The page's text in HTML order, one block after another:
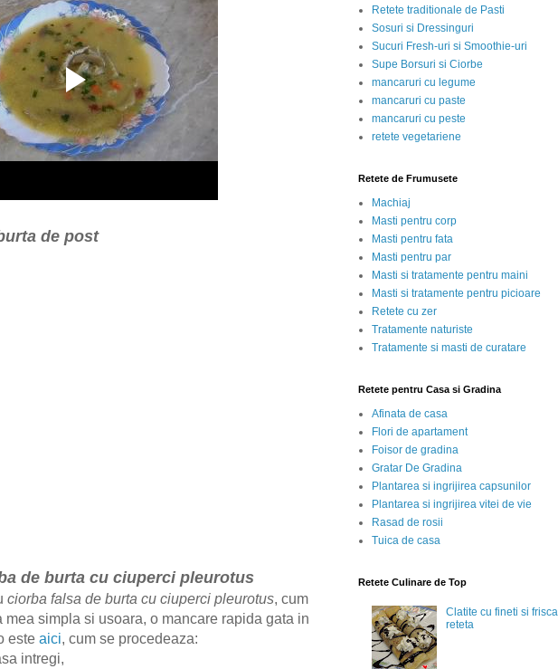
de post
de burta cu ciuperci pleurotus
ciorba falsa de burta cu ciuperci pleurotus, cum
mea simpla si usoara, o mancare rapida gata in
este aici, cum se procedeaza:
intregi,
Retete traditionale de Pasti
Sosuri si Dressinguri
Sucuri Fresh-uri si Smoothie-uri
Supe Borsuri si Ciorbe
mancaruri cu legume
mancaruri cu paste
mancaruri cu peste
retete vegetariene
Retete de Frumusete
Machiaj
Masti pentru corp
Masti pentru fata
Masti pentru par
Masti si tratamente pentru maini
Masti si tratamente pentru picioare
Retete cu zer
Tratamente naturiste
Tratamente si masti de curatare
Retete pentru Casa si Gradina
Afinata de casa
Flori de apartament
Foisor de gradina
Gratar De Gradina
Plantarea si ingrijirea capsunilor
Plantarea si ingrijirea vitei de vie
Rasad de rosii
Tuica de casa
Retete Culinare de Top
Clatite cu fineti si frisca
reteta